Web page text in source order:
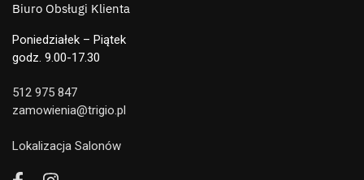
Biuro Obsługi Klienta
Poniedziałek – Piątek
godz. 9.00-17.30
512 975 847
zamowienia@trigio.pl
Lokalizacja Salonów